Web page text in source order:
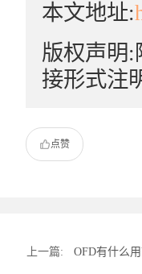
本文地址:
版权声明:
接形式注
点赞
上一篇: OFD有什么用